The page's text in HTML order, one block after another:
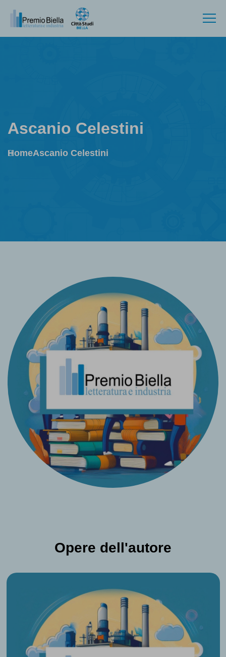
Ascanio Celestini
HomeAscanio Celestini
Opere dell'autore